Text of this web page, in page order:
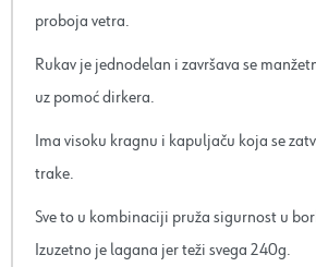
proboja vetra.
Rukav je jednodelan i završava se
uz pomoć dirkera.
Ima visoku kragnu i kapuljaču koja se
trake.
Sve to u kombinaciji pruža sigurnost u
Izuzetno je lagana jer teži svega 240g.